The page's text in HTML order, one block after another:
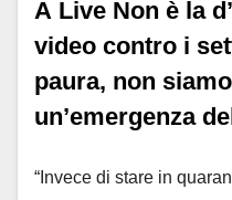
A Live Non è la
video contro i
paura, non
un’emergenza
“Invece di stare in